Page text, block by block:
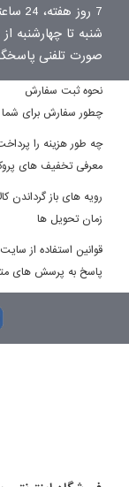
7
صورت تلفنی
نحوه ثبت سفارش
چطور سفارش برای شما
چه طور هزینه را
معرفی تخفیف های
رویه های باز گرداندن
زمان تحویل ها
قوانین استفاده از
پاسخ به پرسش های